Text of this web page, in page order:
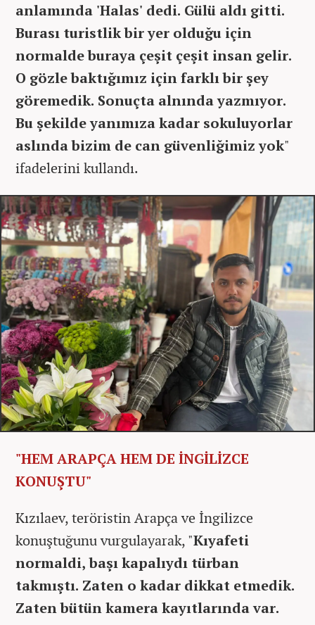
anlamında 'Halas' dedi. Gülü aldı gitti.
Burası turistlik bir yer olduğu için
normalde buraya çeşit çeşit insan gelir.
O gözle baktığımız için farklı bir şey
göremedik. Sonuçta alnında yazmıyor.
Bu şekilde yanımıza kadar sokuluyorlar
aslında bizim de can güvenliğimiz yok"
ifadelerini kullandı.
"HEM ARAPÇA HEM DE İNGİLİZCE
KONUŞTU"
Kızılaev, teröristin Arapça ve İngilizce
konuştuğunu vurgulayarak, "Kıyafeti
normaldi, başı kapalıydı türban
takmıştı. Zaten o kadar dikkat etmedik.
Zaten bütün kamera kayıtlarında var.